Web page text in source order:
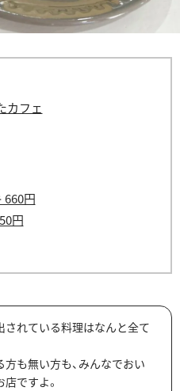
カフェ
660円
円
されている料理はなんと全て
も無い方も、みんなでおい
ですよ。